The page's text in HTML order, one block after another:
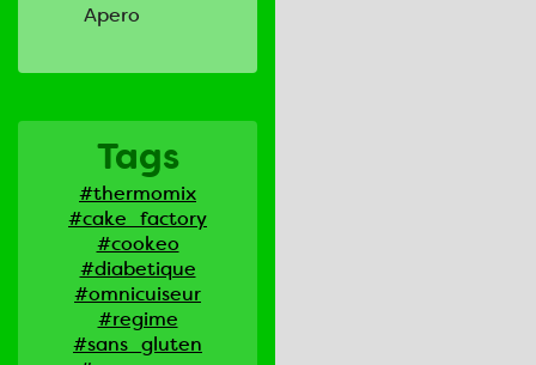
Apero
Tags
#thermomix
#cake_factory
#cookeo
#diabetique
#omnicuiseur
#regime
#sans_gluten